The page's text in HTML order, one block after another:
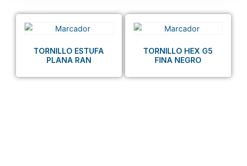
TORNILLO ESTUFA
PLANA RAN
TORNILLO HEX G5
FINA NEGRO